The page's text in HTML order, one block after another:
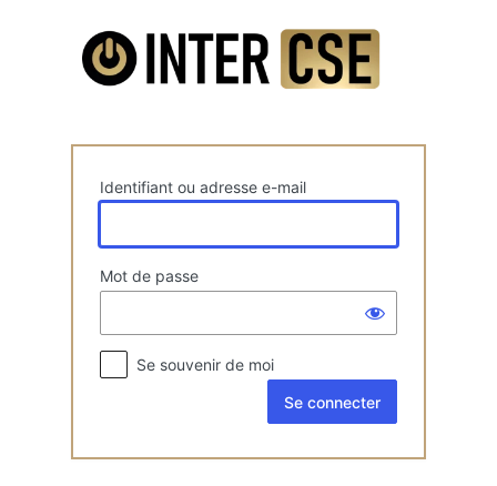
connecter
Identifiant ou adresse e-mail
Mot de passe
Se souvenir de moi